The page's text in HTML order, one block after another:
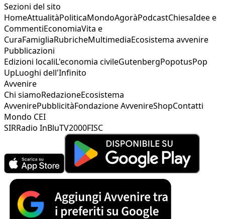
Sezioni del sito
HomeAttualitàPoliticaMondoAgoràPodcastChiesaIdee e
CommentiEconomiaVita e
CuraFamigliaRubricheMultimediaEcosistema avvenire
Pubblicazioni
Edizioni localiL'economia civileGutenbergPopotusPop
UpLuoghi dell'Infinito
Avvenire
Chi siamoRedazioneEcosistema
AvvenirePubblicitàFondazione AvvenireShopContatti
Mondo CEI
SIRRadio InBluTV2000FISC